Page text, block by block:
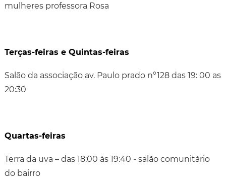
mulheres professora Rosa
Terças-feiras e Quintas-feiras
Salão da associação av. Paulo prado n°128 das 19: 00 as
20:30
Quartas-feiras
Terra da uva – das 18:00 às 19:40 - salão comunitário
do bairro